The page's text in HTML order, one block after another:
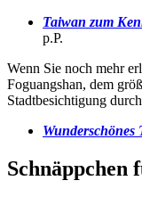
Taiwan zum
p.P.
Wenn Sie noch mehr
Foguangshan, dem
Stadtbesichtigung
Wunderschönes
Schnäppchen